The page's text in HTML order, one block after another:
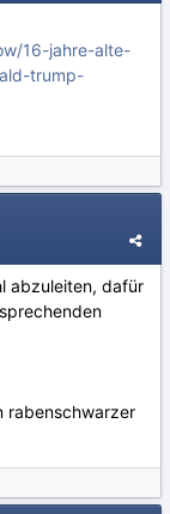
16-jahre-alte-
trump-
abzuleiten, dafür
rabenschwarzer